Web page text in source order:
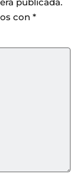
con *